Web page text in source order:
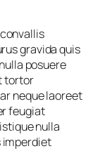
gravida quis
posuere
tortor
neque laoreet
feugiat
nulla
imperdiet